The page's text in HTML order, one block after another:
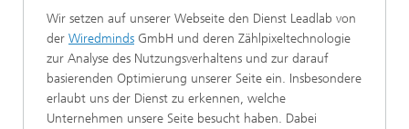
Wir setzen auf unserer Webseite den Dienst Leadlab von
der Wiredminds GmbH und deren Zählpixeltechnologie
zur Analyse des Nutzungsverhaltens und zur darauf
basierenden Optimierung unserer Seite ein. Insbesondere
erlaubt uns der Dienst zu erkennen, welche
Unternehmen unsere Seite besucht haben. Dabei